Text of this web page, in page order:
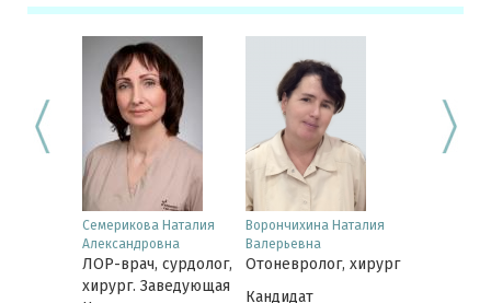
Семерикова Наталия
Александровна
ЛОР-врач, сурдолог,
хирург. Заведующая
Ворончихина Наталия
Валерьевна
Отоневролог, хирург
Кандидат